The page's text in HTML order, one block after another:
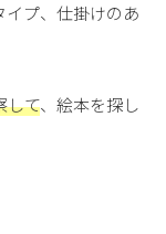
イプ、仕掛けのあ
して、絵本を探し